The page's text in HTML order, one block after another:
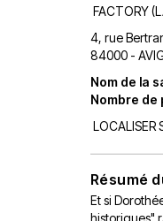
FACTORY
4, rue
84000 -
Nom de la
Nombre de
LOCALISER
Résumé
Et si
historiques"